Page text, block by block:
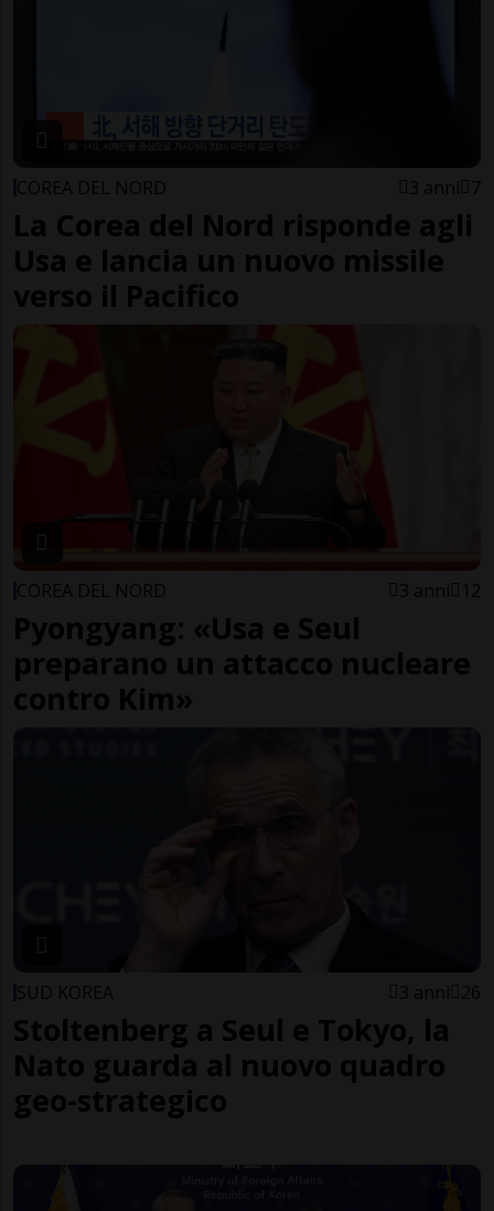
COREA DEL NORD 3 anni 7
La Corea del Nord risponde agli
Usa e lancia un nuovo missile
verso il Pacifico
COREA DEL NORD 3 anni 12
Pyongyang: «Usa e Seul
preparano un attacco nucleare
contro Kim»
SUD KOREA 3 anni 26
Stoltenberg a Seul e Tokyo, la
Nato guarda al nuovo quadro
geo-strategico